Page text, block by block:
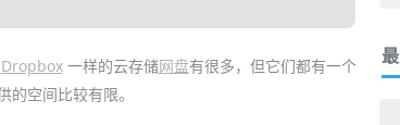
Dropbox一样的云存储网盘有很多，但它们都有一个
空间比较有限。